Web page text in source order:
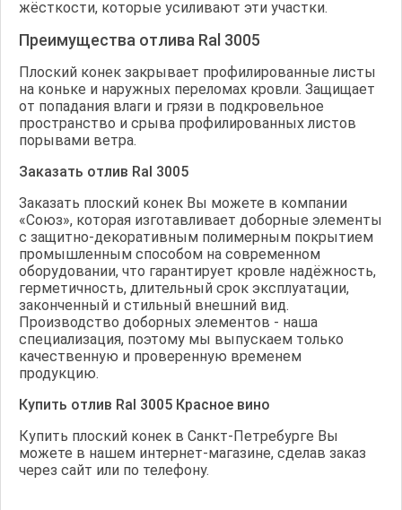
жёсткости, которые усиливают эти участки.
Преимущества отлива Ral 3005
Плоский конек закрывает профилированные листы
на коньке и наружных переломах кровли. Защищает
от попадания влаги и грязи в подкровельное
пространство и срыва профилированных листов
порывами ветра.
Заказать отлив Ral 3005
Заказать плоский конек Вы можете в компании
«Союз», которая изготавливает доборные элементы
с защитно-декоративным полимерным покрытием
промышленным способом на современном
оборудовании, что гарантирует кровле надёжность,
герметичность, длительный срок эксплуатации,
законченный и стильный внешний вид.
Производство доборных элементов - наша
специализация, поэтому мы выпускаем только
качественную и проверенную временем
продукцию.
Купить отлив Ral 3005 Красное вино
Купить плоский конек в Санкт-Петребурге Вы
можете в нашем интернет-магазине, сделав заказ
через сайт или по телефону.